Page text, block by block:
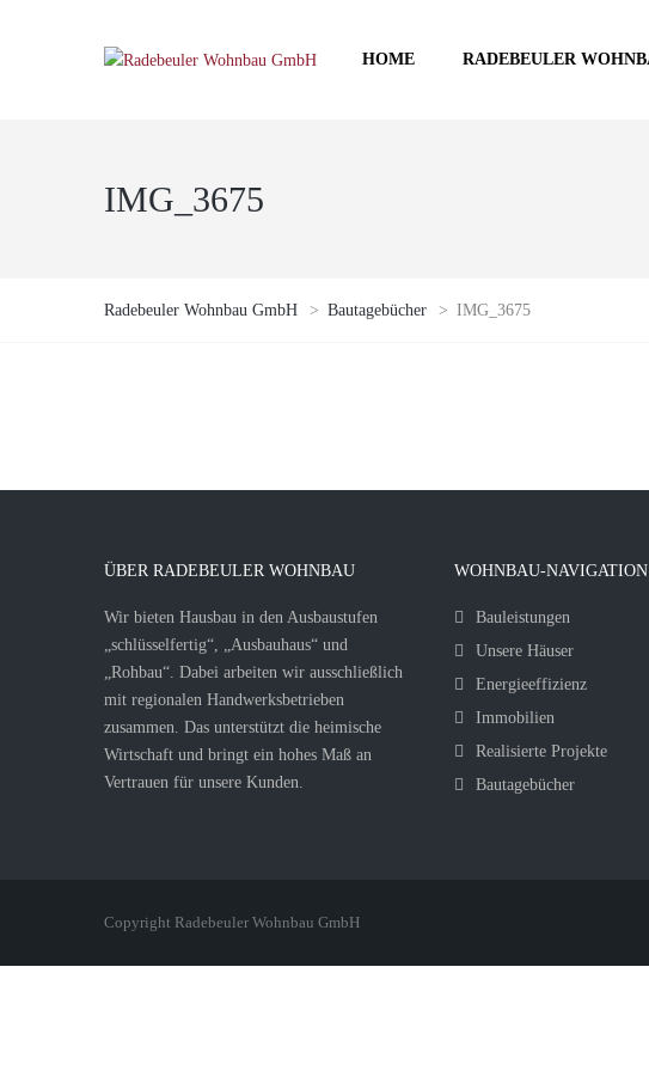
HOME RADEBEULER
IMG_3675
Radebeuler Wohnbau GmbH > Bautagebücher > IMG_3675
ÜBER RADEBEULER WOHNBAU
Wir bieten Hausbau in den Ausbaustufen
„schlüsselfertig“, „Ausbauhaus“ und
„Rohbau“. Dabei arbeiten wir ausschließlich
mit regionalen Handwerksbetrieben
zusammen. Das unterstützt die heimische
Wirtschaft und bringt ein hohes Maß an
Vertrauen für unsere Kunden.
WOHNBAU-NAVIGATION
Bauleistungen
Unsere Häuser
Energieeffizienz
Immobilien
Realisierte Projekte
Bautagebücher
Copyright Radebeuler Wohnbau GmbH